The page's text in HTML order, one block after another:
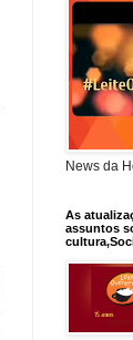
News da
As
assuntos